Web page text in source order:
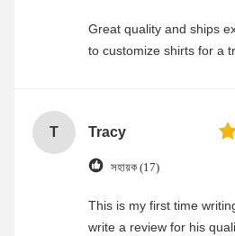
Great quality and ships
to customize shirts for a
T Tracy
সহায়ক (17)
This is my first time
write a review for his